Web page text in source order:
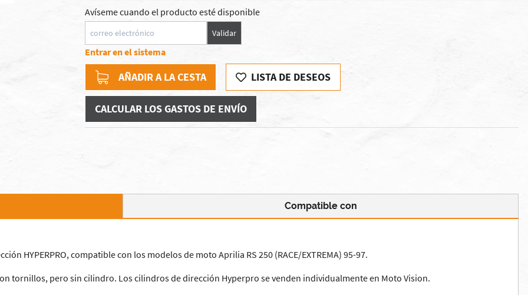
Avíseme cuando el producto esté disponible
Validar
Entrar en el sistema
AÑADIR A LA CESTA LISTA DE DESEOS
CALCULAR LOS GASTOS DE ENVÍO
Compatible con
HYPERPRO, compatible con los modelos de moto Aprilia RS 250 (RACE/EXTREMA) 95-97.
tornillos, pero sin cilindro. Los cilindros de dirección Hyperpro se venden individualmente en Moto Vision.